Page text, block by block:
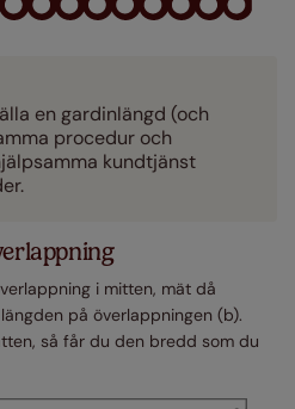
en gardinlängd (och
procedur och
kundtjänst
i mitten, mät då
på överlappningen (b).
så får du den bredd som du